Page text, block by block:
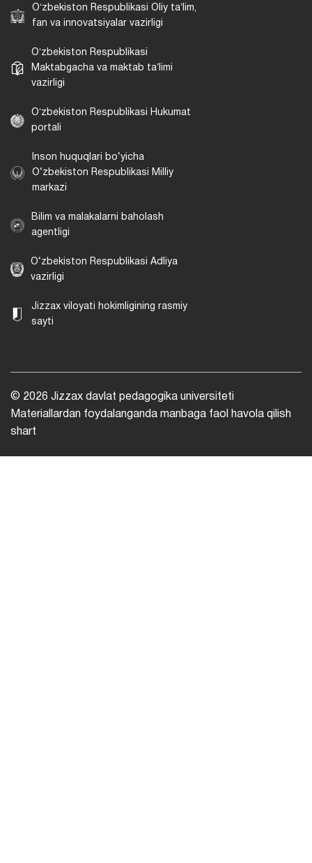
Oʻzbekiston Respublikasi Oliy taʼlim,
fan va innovatsiyalar vazirligi
Oʻzbekiston Respublikasi
Maktabgacha va maktab taʼlimi
vazirligi
Oʻzbekiston Respublikasi Hukumat
portali
Inson huquqlari bo‘yicha
O‘zbekiston Respublikasi Milliy
markazi
Bilim va malakalarni baholash
agentligi
O‘zbekiston Respublikasi Adliya
vazirligi
Jizzax viloyati hokimligining rasmiy
sayti
© 2026 Jizzax davlat pedagogika universiteti
Materiallardan foydalanganda manbaga faol havola qilish
shart